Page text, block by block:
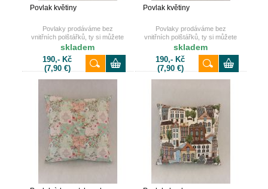
Povlak květiny
Povlaky prodáváme bez
vnitřních polštářků, ty si můžete
také dokoupit u nás na e-shopu.
skladem
190,- Kč
(7,90 €)
Povlak květiny
Povlaky prodáváme bez
vnitřních polštářků, ty si můžete
také dokoupit u nás na e-shopu.
skladem
190,- Kč
(7,90 €)